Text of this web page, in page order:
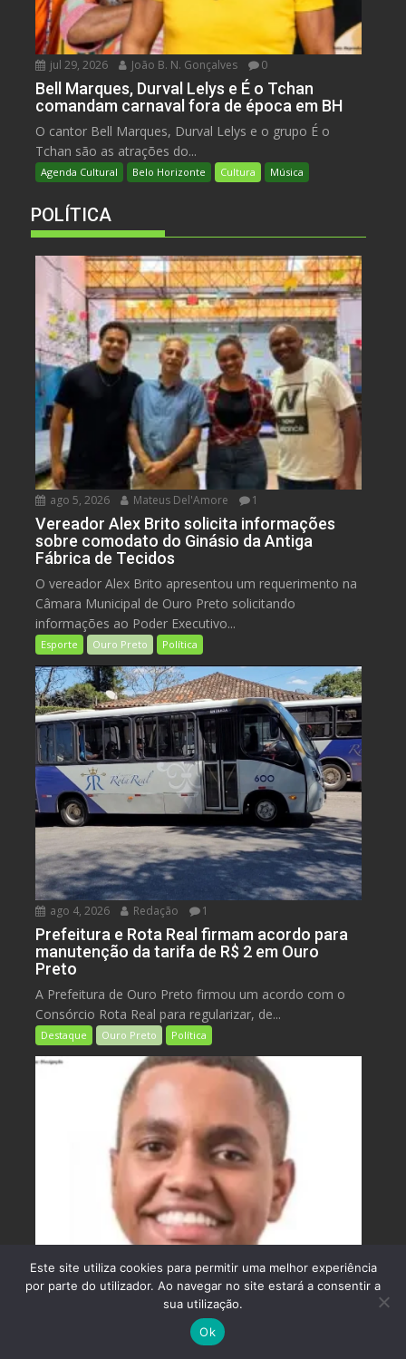
jul 29, 2026 João B. N. Gonçalves 0
Bell Marques, Durval Lelys e É o Tchan
comandam carnaval fora de época em BH
O cantor Bell Marques, Durval Lelys e o grupo É o
Tchan são as atrações do...
Agenda Cultural Belo Horizonte Cultura Música
POLÍTICA
ago 5, 2026 Mateus Del'Amore 1
Vereador Alex Brito solicita informações
sobre comodato do Ginásio da Antiga
Fábrica de Tecidos
O vereador Alex Brito apresentou um requerimento na
Câmara Municipal de Ouro Preto solicitando
informações ao Poder Executivo...
Esporte Ouro Preto Política
ago 4, 2026 Redação 1
Prefeitura e Rota Real firmam acordo para
manutenção da tarifa de R$ 2 em Ouro
Preto
A Prefeitura de Ouro Preto firmou um acordo com o
Consórcio Rota Real para regularizar, de...
Destaque Ouro Preto Política
Mateus Del'Amore
Presidente da Câmara de Ouro Branco pode
perder mandato após troca de partido
Este site utiliza cookies para permitir uma melhor experiência
por parte do utilizador. Ao navegar no site estará a consentir a
sua utilização.
Ok